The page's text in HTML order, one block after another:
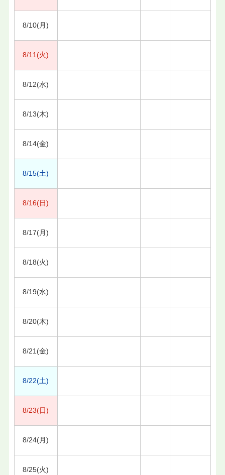
8/10(月)
8/11(火)
8/12(水)
8/13(木)
8/14(金)
8/15(土)
8/16(日)
8/17(月)
8/18(火)
8/19(水)
8/20(木)
8/21(金)
8/22(土)
8/23(日)
8/24(月)
8/25(火)